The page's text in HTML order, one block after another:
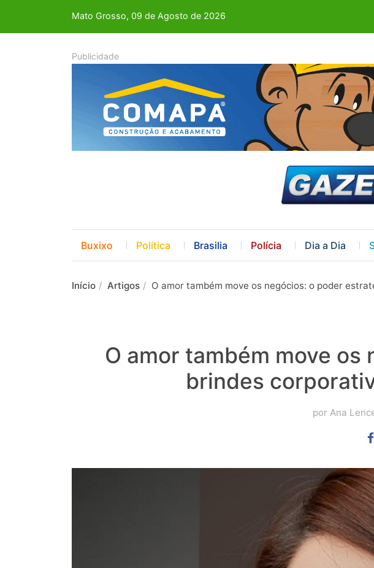
Mato Grosso, 09 de Agosto de 2026
Buxixo Política Brasilia Polícia Dia a Dia
Início Artigos O amor também move os negócios: o poder
O amor também move
brindes
por Ana